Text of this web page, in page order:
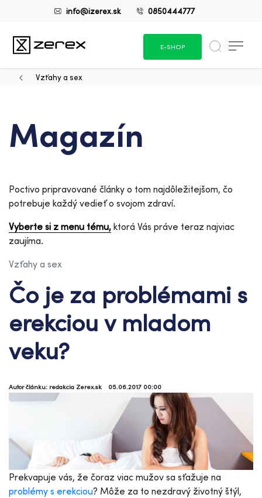
info@izerex.sk 0850444777
E-SHOP
Vzťahy a sex
Magazín
Poctivo pripravované články o tom najdôležitejšom, čo
potrebuje každý vedieť o svojom zdraví.
Vyberte si z menu tému, ktorá Vás práve teraz najviac
zaujíma.
Vzťahy a sex
Čo je za problémami s
erekciou v mladom
veku?
Autor článku: redakcia Zerex.sk 05.06.2017 00:00
Prekvapuje vás, že čoraz viac mužov sa sťažuje na
problémy s erekciou? Môže za to nezdravý životný štýl,